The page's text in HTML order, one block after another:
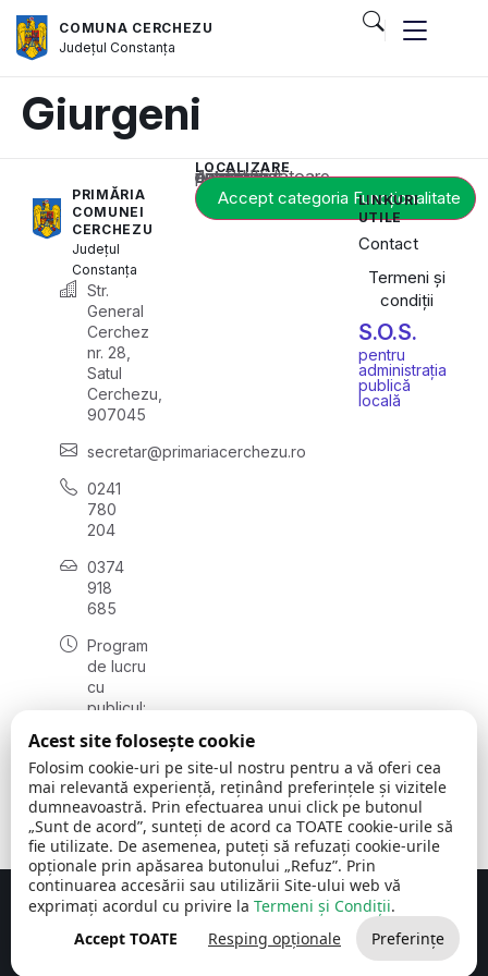
COMUNA CERCHEZU
JudețulConstanța
Giurgeni
PRIMĂRIA
COMUNEI
CERCHEZU
Județul
Constanța
Str.
General
Cerchez
nr. 28,
Satul
Cerchezu,
907045
secretar@primariacerchezu.ro
0241
780
204
0374
918
685
Program
de lucru
cu
publicul:
08:00 -
16:30
, vineri:
08:00 -
14:00
LOCALIZARE
Acest conținut este blocat până când acceptați categoria corespunzătoare de cookie-uri.
Accept categoria Funcționalitate
LINKURI
UTILE
Contact
Termeni și
condiții
S.O.S.
pentru
administrația
publică
locală
Comuna Cerchezu © 2026Toate drepturile rezervate
Concept realizat de Big Media Relații Publice SRL
Acest site folosește cookie
Folosim cookie-uri pe site-ul nostru pentru a vă oferi cea
mai relevantă experiență, reținând preferințele și vizitele
dumneavoastră. Prin efectuarea unui click pe butonul
„Sunt de acord”, sunteți de acord ca TOATE cookie-urile să
fie utilizate. De asemenea, puteți să refuzați cookie-urile
opționale prin apăsarea butonului „Refuz”. Prin
continuarea accesării sau utilizării Site-ului web vă
exprimați acordul cu privire la Termeni și Condiții.
Accept TOATE
Resping opționale Preferințe